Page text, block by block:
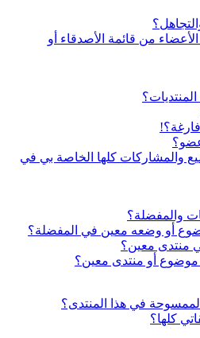
من قائمة الأصدقاء أو
والمشاركات كلها الخاصة بي في
والمفضلة؟
أو وضعه معين في المفضلة؟
منتدى معين؟
موضوع أو منتدى معين؟
في هذا المنتدى؟
كلها؟